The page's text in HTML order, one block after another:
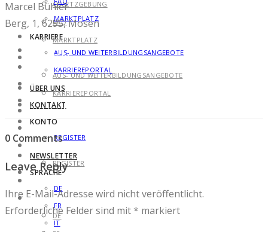
MARKTPLATZ
KARRIERE
AUS- UND WEITERBILDUNGSANGEBOTE
KARRIEREPORTAL
ÜBER UNS
KONTAKT
KONTO
REGISTER
NEWSLETTER
SPRACHE
DE
FR
IT
GESETZGEBUNG
FAQ
MARKTPLATZ
KARRIERE
AUS- UND WEITERBILDUNGSANGEBOTE
KARRIEREPORTAL
ÜBER UNS
KONTAKT
KONTO
REGISTER
SPRACHE
DE
Marcel Bühler
Berg, 1, 6295, Mosen
0 Comments
Leave Reply
Ihre E-Mail-Adresse wird nicht veröffentlicht.
Erforderliche Felder sind mit* markiert